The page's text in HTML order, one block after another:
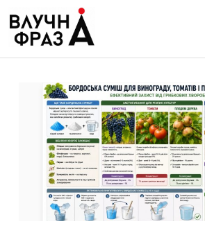
содержимому
Гроші
Життя
Лайфстайл
ТехноНаука
Людина